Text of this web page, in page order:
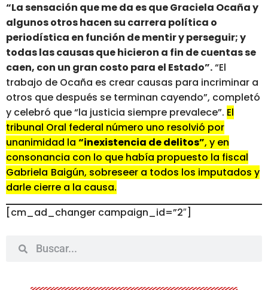
“La sensación que me da es que Graciela Ocaña y
algunos otros hacen su carrera política o
periodística en función de mentir y perseguir; y
todas las causas que hicieron a fin de cuentas se
caen, con un gran costo para el Estado”.“El
trabajo de Ocaña es crear causas para incriminar a
otros que después se terminan cayendo”, completó
y celebró que “la justicia siempre prevalece”. El
tribunal Oral federal número uno resolvió por
unanimidad la “inexistencia de delitos”, y en
consonancia con lo que había propuesto la fiscal
Gabriela Baigún, sobreseer a todos los imputados y
darle cierre a la causa.
[cm_ad_changer campaign_id=”2″]